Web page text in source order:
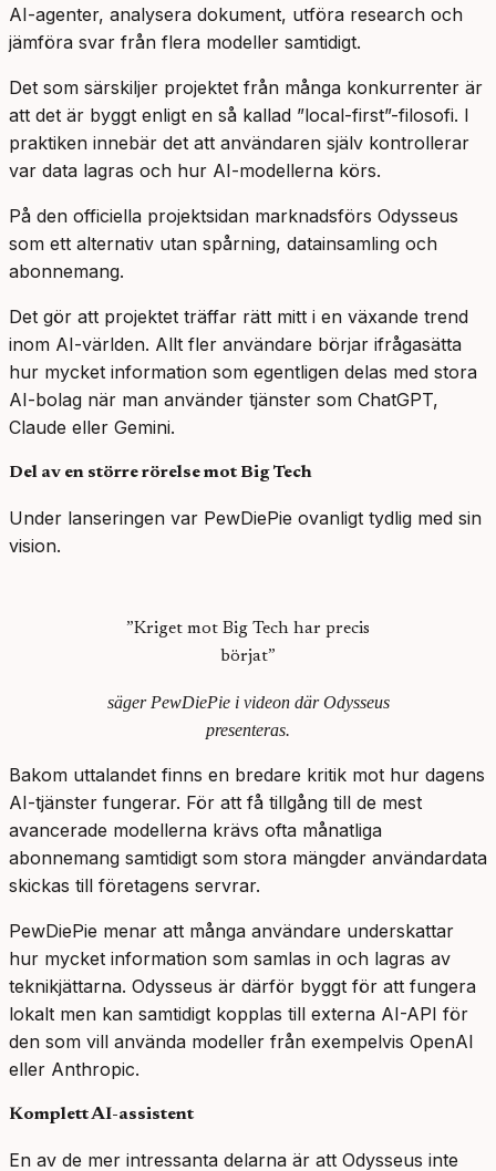
AI-agenter, analysera dokument, utföra research och
jämföra svar från flera modeller samtidigt.
Det som särskiljer projektet från många konkurrenter är
att det är byggt enligt en så kallad ”local-first”-filosofi. I
praktiken innebär det att användaren själv kontrollerar
var data lagras och hur AI-modellerna körs.
På den officiella projektsidan marknadsförs Odysseus
som ett alternativ utan spårning, datainsamling och
abonnemang.
Det gör att projektet träffar rätt mitt i en växande trend
inom AI-världen. Allt fler användare börjar ifrågasätta
hur mycket information som egentligen delas med stora
AI-bolag när man använder tjänster som ChatGPT,
Claude eller Gemini.
Del av en större rörelse mot Big Tech
Under lanseringen var PewDiePie ovanligt tydlig med sin
vision.
”Kriget mot Big Tech har precis
börjat”
säger PewDiePie i videon där Odysseus
presenteras.
Bakom uttalandet finns en bredare kritik mot hur dagens
AI-tjänster fungerar. För att få tillgång till de mest
avancerade modellerna krävs ofta månatliga
abonnemang samtidigt som stora mängder användardata
skickas till företagens servrar.
PewDiePie menar att många användare underskattar
hur mycket information som samlas in och lagras av
teknikjättarna. Odysseus är därför byggt för att fungera
lokalt men kan samtidigt kopplas till externa AI-API för
den som vill använda modeller från exempelvis OpenAI
eller Anthropic.
Komplett AI-assistent
En av de mer intressanta delarna är att Odysseus inte